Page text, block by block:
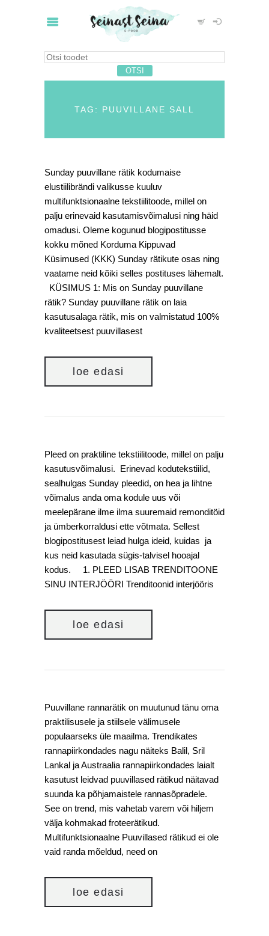
TAG: PUUVILLANE SALL
Sunday puuvillane rätik kodumaise
elustiilibrändi valikusse kuuluv
multifunktsionaalne tekstiilitoode, millel on
palju erinevaid kasutamisvõimalusi ning häid
omadusi. Oleme kogunud blogipostitusse
kokku mõned Korduma Kippuvad
Küsimused (KKK) Sunday rätikute osas ning
vaatame neid kõiki selles postituses lähemalt.
KÜSIMUS 1: Mis on Sunday puuvillane
rätik? Sunday puuvillane rätik on laia
kasutusalaga rätik, mis on valmistatud 100%
kvaliteetsest puuvillasest
loe edasi
Pleed on praktiline tekstiilitoode, millel on palju
kasutusvõimalusi. Erinevad kodutekstiilid,
sealhulgas Sunday pleedid, on hea ja lihtne
võimalus anda oma kodule uus või
meelepärane ilme ilma suuremaid remonditöid
ja ümberkorraldusi ette võtmata. Sellest
blogipostitusest leiad hulga ideid, kuidas ja
kus neid kasutada sügis-talvisel hooajal
kodus. 1. PLEED LISAB TRENDITOONE
SINU INTERJÖÖRI Trenditoonid interjööris
loe edasi
Puuvillane rannarätik on muutunud tänu oma
praktilisusele ja stiilsele välimusele
populaarseks üle maailma. Trendikates
rannapiirkondades nagu näiteks Balil, Sril
Lankal ja Austraalia rannapiirkondades laialt
kasutust leidvad puuvillased rätikud näitavad
suunda ka põhjamaistele rannasõpradele.
See on trend, mis vahetab varem või hiljem
välja kohmakad froteerätikud.
Multifunktsionaalne Puuvillased rätikud ei ole
vaid randa mõeldud, need on
loe edasi